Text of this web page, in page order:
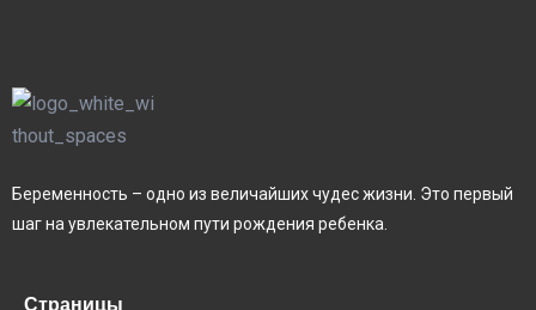
Беременность – одно из величайших чудес жизни. Это первый
шаг на увлекательном пути рождения ребенка.
Страницы